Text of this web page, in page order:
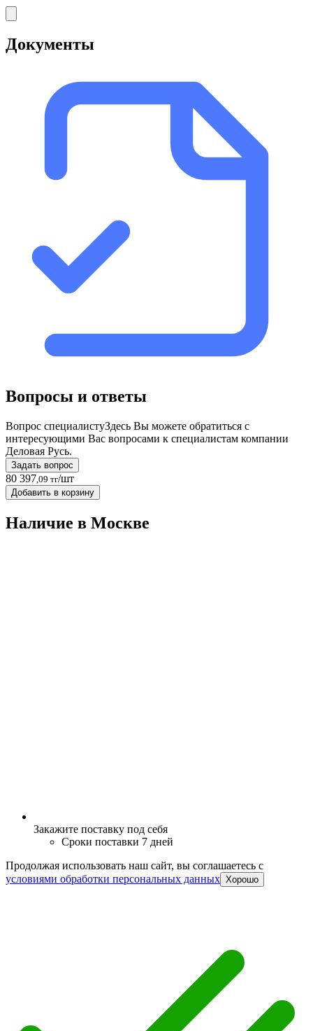
Документы
Вопросы и ответы
Вопрос специалистуЗдесь Вы можете обратиться с
интересующими Вас вопросами к специалистам компании
Деловая Русь.
Задать вопрос
80 397 ,09 тг/шт
Добавить в корзину
Наличие в Москвe
Закажите поставку под себя
Сроки поставки 7 дней
Продолжая использовать наш сайт, вы соглашаетесь c
условиями обработки персональных данных Хорошо